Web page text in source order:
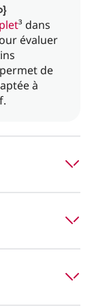
³ dans
évaluer
de
à